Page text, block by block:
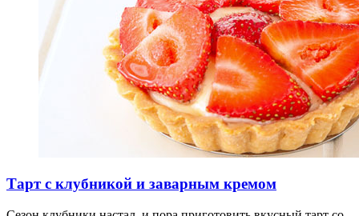
Тарт с клубникой и заварным кремом